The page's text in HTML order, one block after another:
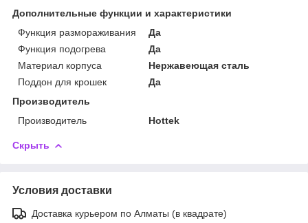
Дополнительные функции и характеристики
Функция размораживания
Да
Функция подогрева
Да
Материал корпуса
Нержавеющая сталь
Поддон для крошек
Да
Производитель
Производитель
Hottek
Скрыть
Условия доставки
Доставка курьером по Алматы (в квадрате)